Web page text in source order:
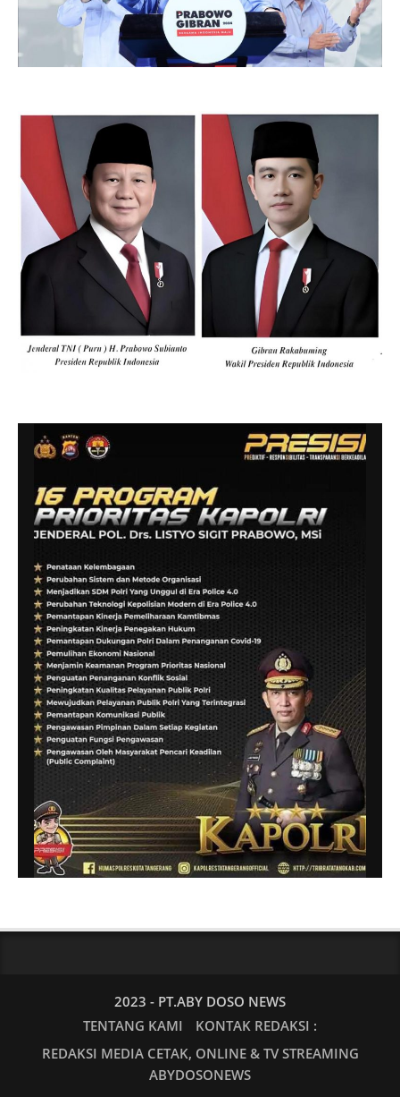
2023 - PT.ABY DOSO NEWS
TENTANG KAMI
KONTAK REDAKSI :
REDAKSI MEDIA CETAK, ONLINE & TV STREAMING
ABYDOSONEWS